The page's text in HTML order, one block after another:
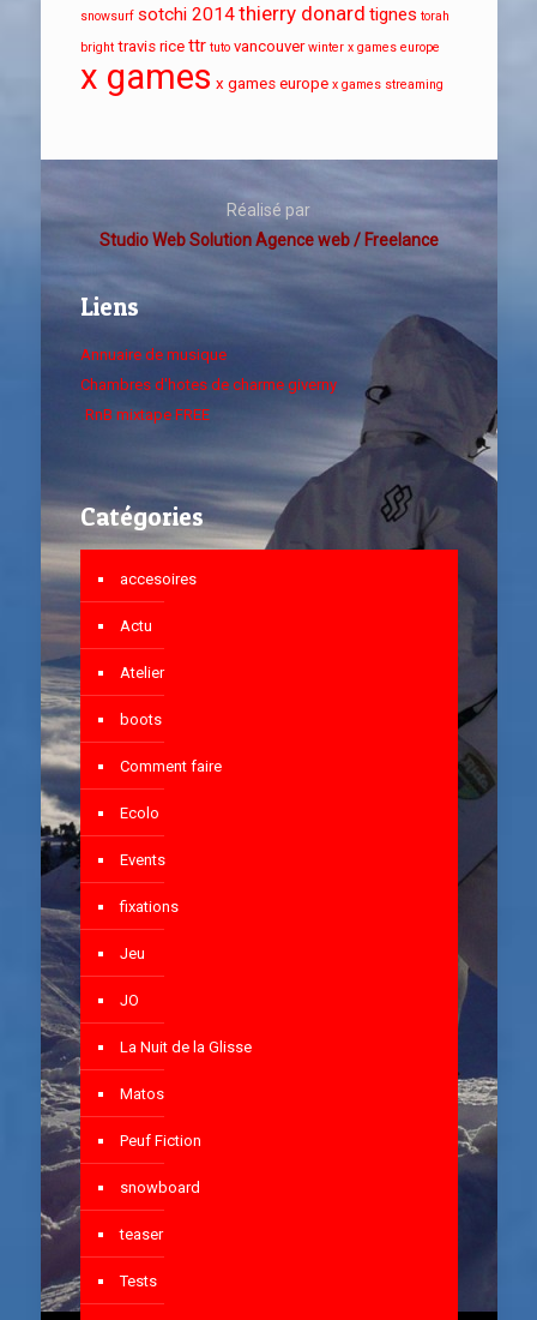
snowsurf sotchi 2014thierry donard tignes torah
bright travis rice ttr tuto vancouver winter x games europe
x games x games europe x games streaming
Réalisé par
Studio Web Solution Agence web / Freelance
Liens
Annuaire de musique
Chambres d'hotes de charme giverny
RnB mixtape FREE
Catégories
accesoires
Actu
Atelier
boots
Comment faire
Ecolo
Events
fixations
Jeu
JO
La Nuit de la Glisse
Matos
Peuf Fiction
snowboard
teaser
Tests